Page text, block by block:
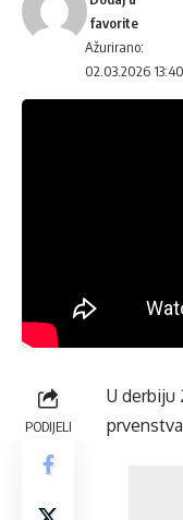
Ažurirano:
02.03.2026 13:40
PODIJELI
U derbiju